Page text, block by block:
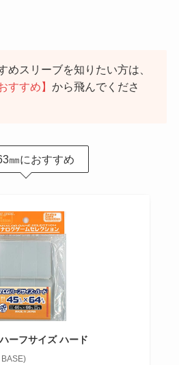
めスリーブを知りたい方は、
おすすめ】から飛んでくださ
㎜におすすめ
ーフサイズ ハード